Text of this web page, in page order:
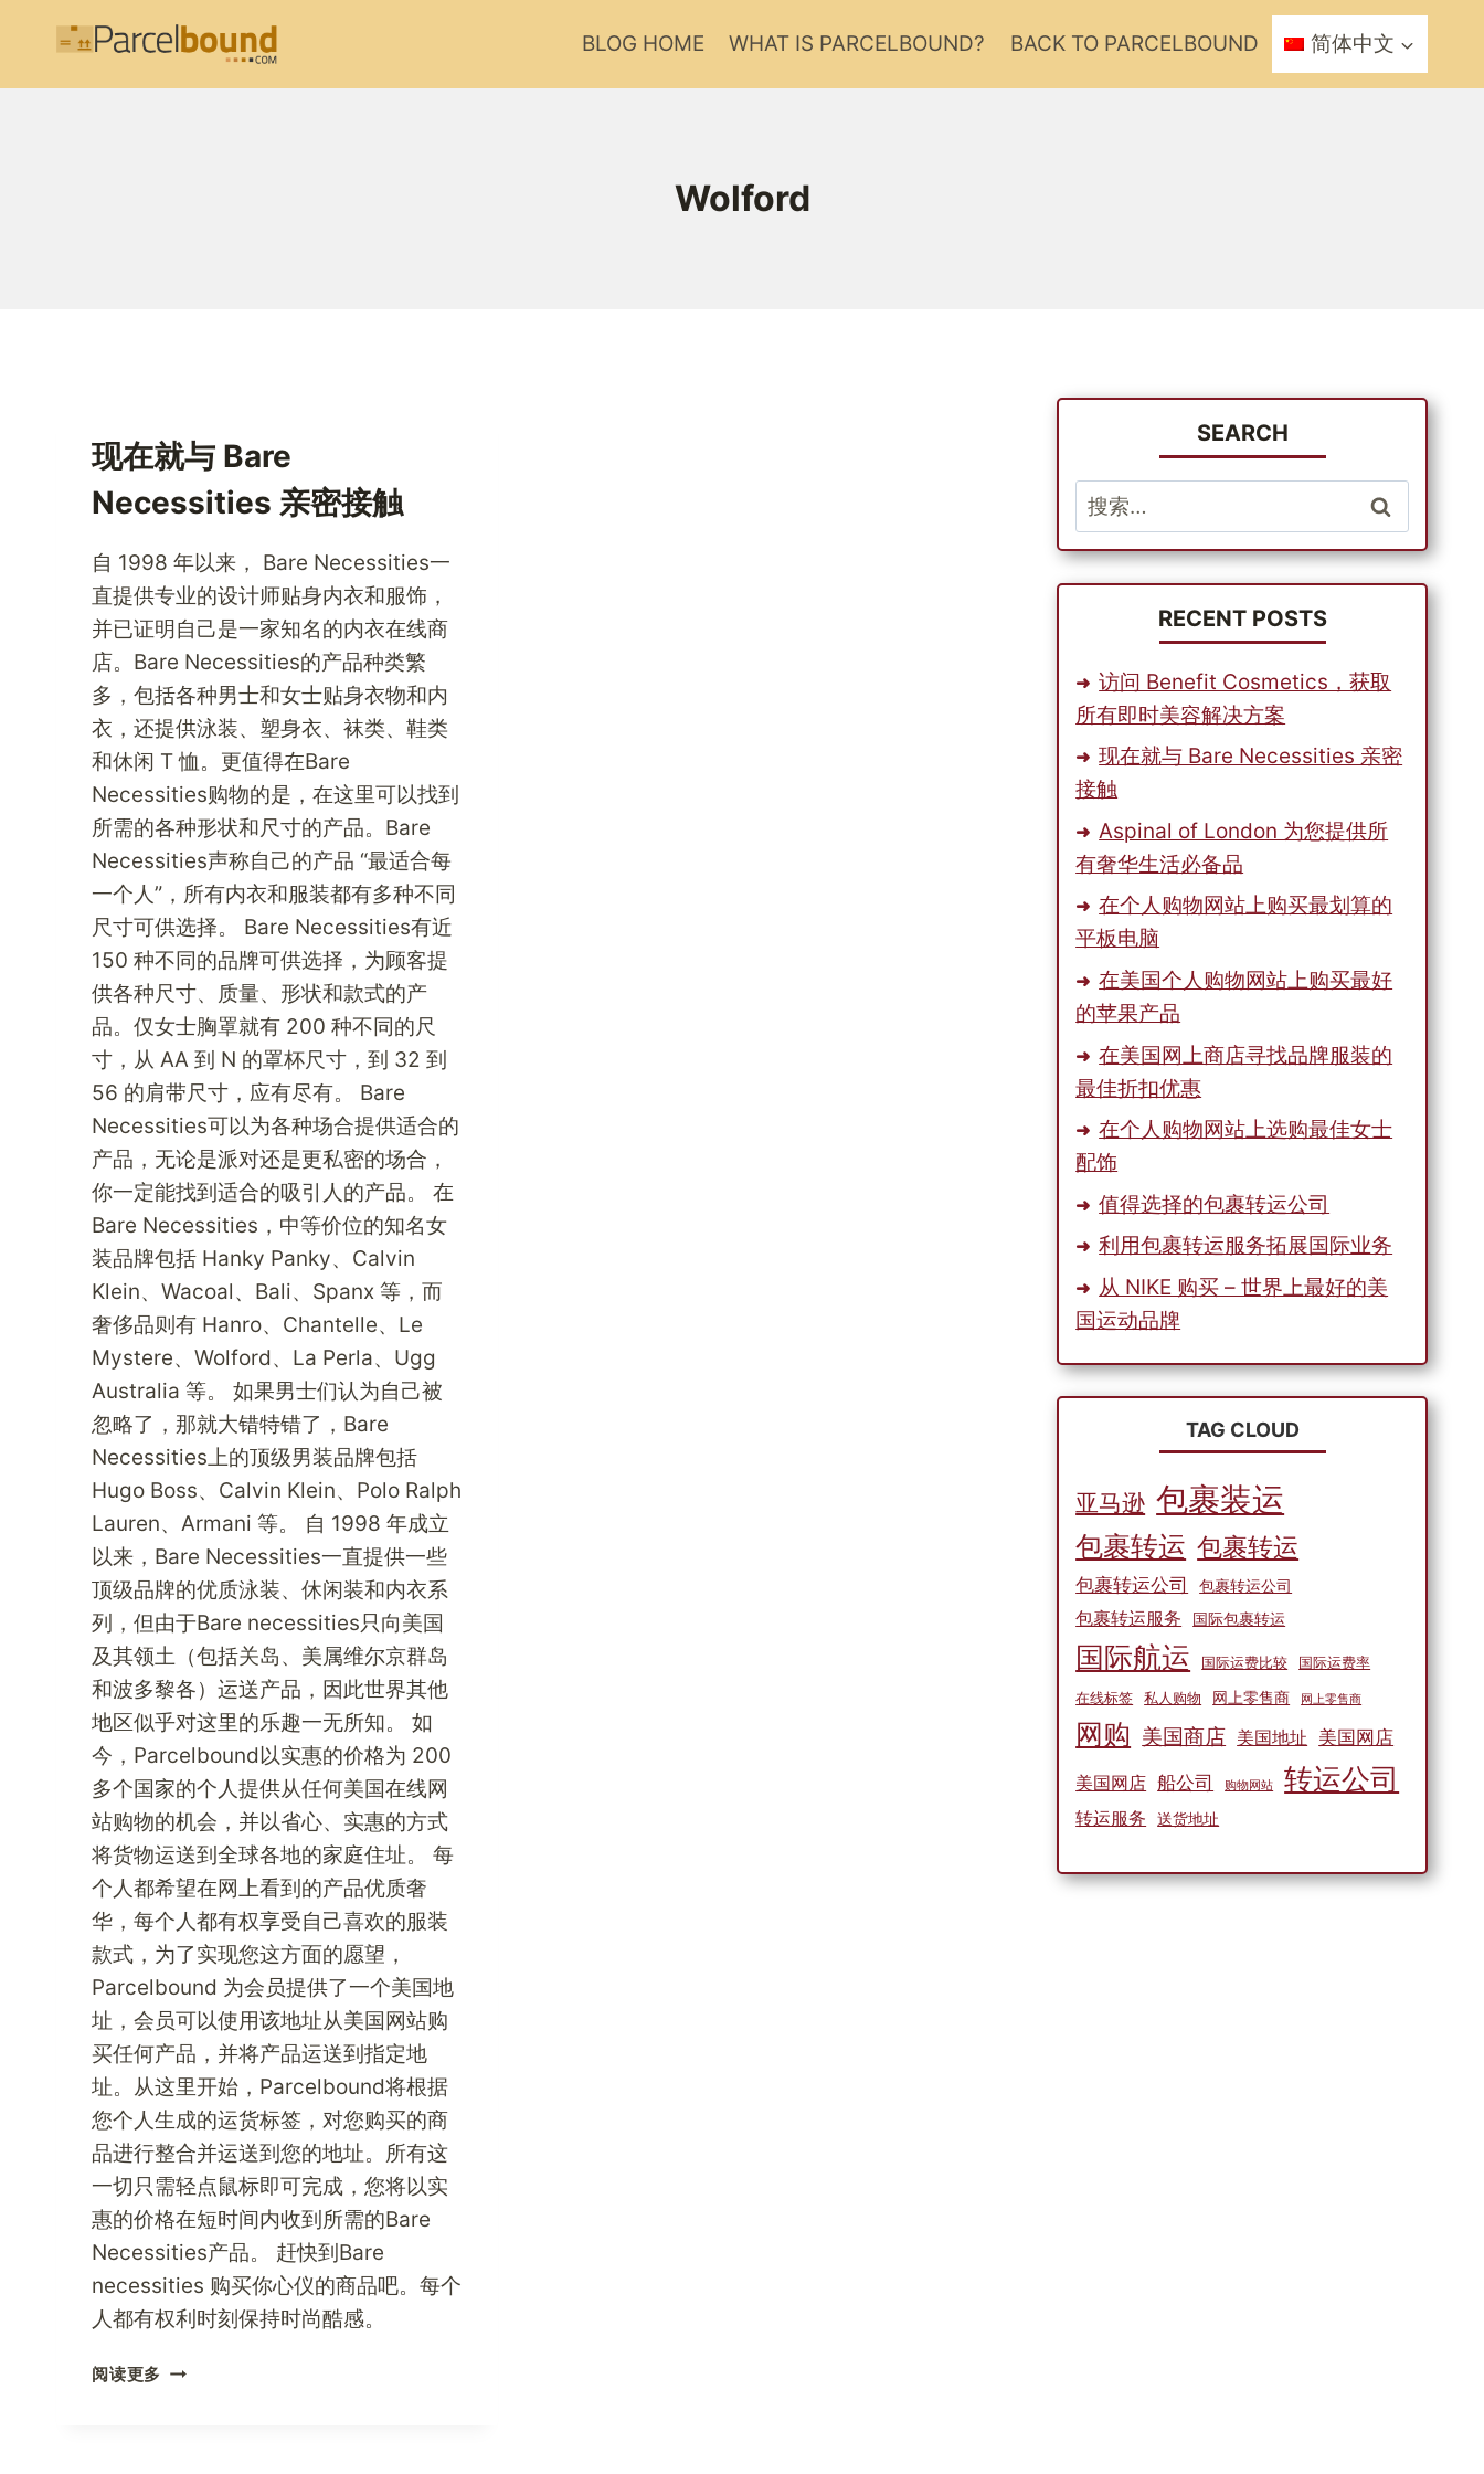
BLOG HOME WHAT IS PARCELBOUND? BACK TO PARCELBOUND 简体中文
Wolford
现在就与 Bare
Necessities 亲密接触
自 1998 年以来， Bare Necessities一
直提供专业的设计师贴身内衣和服饰，
并已证明自己是一家知名的内衣在线商
店。Bare Necessities的产品种类繁
多，包括各种男士和女士贴身衣物和内
衣，还提供泳装、塑身衣、袜类、鞋类
和休闲 T 恤。更值得在Bare
Necessities购物的是，在这里可以找到
所需的各种形状和尺寸的产品。Bare
Necessities声称自己的产品 “最适合每
一个人”，所有内衣和服装都有多种不同
尺寸可供选择。 Bare Necessities有近
150 种不同的品牌可供选择，为顾客提
供各种尺寸、质量、形状和款式的产
品。仅女士胸罩就有 200 种不同的尺
寸，从 AA 到 N 的罩杯尺寸，到 32 到
56 的肩带尺寸，应有尽有。 Bare
Necessities可以为各种场合提供适合的
产品，无论是派对还是更私密的场合，
你一定能找到适合的吸引人的产品。 在
Bare Necessities，中等价位的知名女
装品牌包括 Hanky Panky、Calvin
Klein、Wacoal、Bali、Spanx 等，而
奢侈品则有 Hanro、Chantelle、Le
Mystere、Wolford、La Perla、Ugg
Australia 等。 如果男士们认为自己被
忽略了，那就大错特错了，Bare
Necessities上的顶级男装品牌包括
Hugo Boss、Calvin Klein、Polo Ralph
Lauren、Armani 等。 自 1998 年成立
以来，Bare Necessities一直提供一些
顶级品牌的优质泳装、休闲装和内衣系
列，但由于Bare necessities只向美国
及其领土（包括关岛、美属维尔京群岛
和波多黎各）运送产品，因此世界其他
地区似乎对这里的乐趣一无所知。 如
今，Parcelbound以实惠的价格为 200
多个国家的个人提供从任何美国在线网
站购物的机会，并以省心、实惠的方式
将货物运送到全球各地的家庭住址。 每
个人都希望在网上看到的产品优质奢
华，每个人都有权享受自己喜欢的服装
款式，为了实现您这方面的愿望，
Parcelbound 为会员提供了一个美国地
址，会员可以使用该地址从美国网站购
买任何产品，并将产品运送到指定地
址。从这里开始，Parcelbound将根据
您个人生成的运货标签，对您购买的商
品进行整合并运送到您的地址。所有这
一切只需轻点鼠标即可完成，您将以实
惠的价格在短时间内收到所需的Bare
Necessities产品。 赶快到Bare
necessities 购买你心仪的商品吧。每个
人都有权利时刻保持时尚酷感。
阅读更多 现
SEARCH
搜
索：
RECENT POSTS
访问 Benefit Cosmetics，获取
所有即时美容解决方案
现在就与 Bare Necessities 亲密
接触
Aspinal of London 为您提供所
有奢华生活必备品
在个人购物网站上购买最划算的
平板电脑
在美国个人购物网站上购买最好
的苹果产品
在美国网上商店寻找品牌服装的
最佳折扣优惠
在个人购物网站上选购最佳女士
配饰
值得选择的包裹转运公司
利用包裹转运服务拓展国际业务
从 NIKE 购买 – 世界上最好的美
国运动品牌
TAG CLOUD
亚马逊 包裹装运
包裹转运 包裹转运
包裹转运公司 包裹转运公司
包裹转运服务 国际包裹转运
国际航运 国际运费比较 国际运费率
在线标签 私人购物 网上零售商 网上零售商
网购 美国商店 美国地址 美国网店
美国网店 船公司 购物网站 转运公司
转运服务 送货地址